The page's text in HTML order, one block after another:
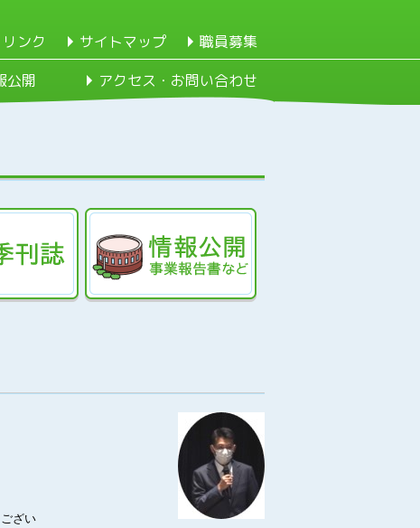
リンク サイトマップ
職員募集
公開 アクセス・お問い合わせ
ざい